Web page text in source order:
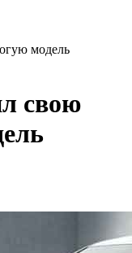
модель
свою